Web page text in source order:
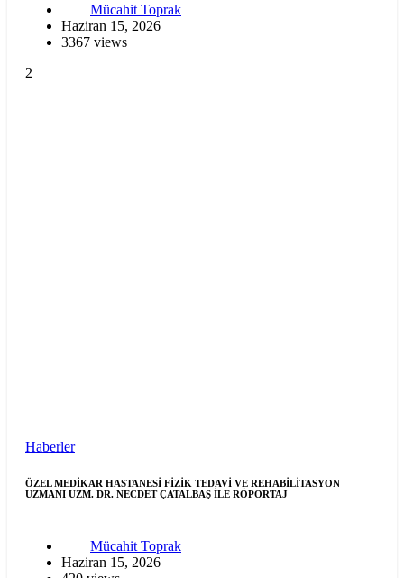
Mücahit Toprak
Haziran 15, 2026
3367 views
2
Haberler
ÖZEL MEDİKAR HASTANESİ FİZİK TEDAVİ VE REHABİLİTASYON
UZMANI UZM. DR. NECDET ÇATALBAŞ İLE RÖPORTAJ
Mücahit Toprak
Haziran 15, 2026